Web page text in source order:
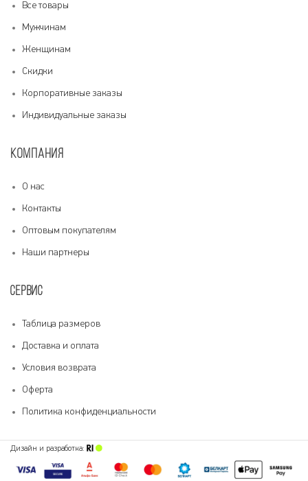
Все товары
Мужчинам
Женщинам
Скидки
Корпоративные заказы
Индивидуальные заказы
КОМПАНИЯ
О нас
Контакты
Оптовым покупателям
Наши партнеры
СЕРВИС
Таблица размеров
Доставка и оплата
Условия возврата
Оферта
Политика конфиденциальности
Дизайн и разработка: